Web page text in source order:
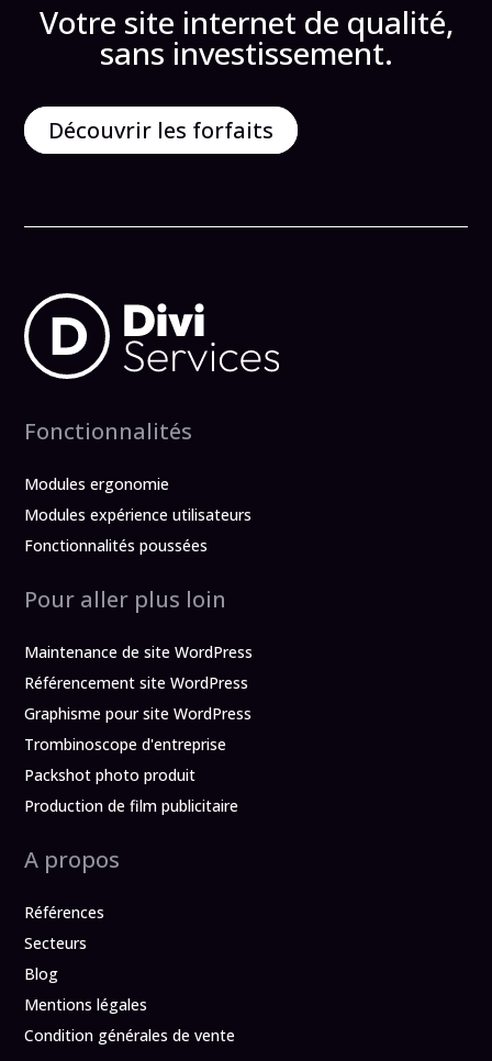
Votre site internet de qualité,
sans investissement.
Découvrir les forfaits
Fonctionnalités
Modules ergonomie
Modules expérience utilisateurs
Fonctionnalités poussées
Pour aller plus loin
Maintenance de site WordPress
Référencement site WordPress
Graphisme pour site WordPress
Trombinoscope d'entreprise
Packshot photo produit
Production de film publicitaire
A propos
Références
Secteurs
Blog
Mentions légales
Condition générales de vente